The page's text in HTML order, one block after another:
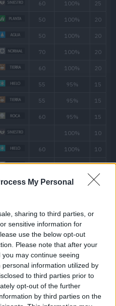
My Personal
sharing to third parties, or
sensitive information for
use the below opt-out
Please note that after your
may continue seeing
information utilized by
to third parties prior to
opt-out of the further
by third parties on the
80
90
Tipo Poder